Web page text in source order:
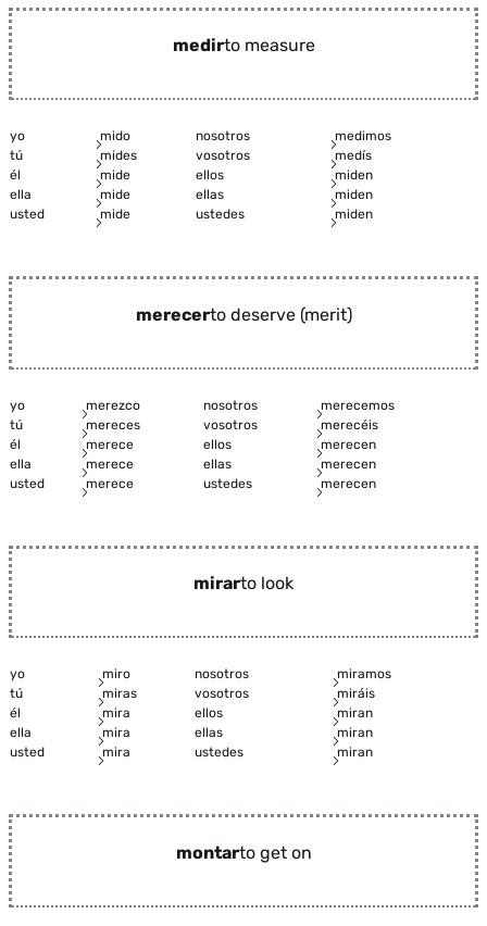
medirto measure
yo mido nosotros
medimos
tú
mides vosotros
medís
él
mide ellos
miden
ella
mide ellas
miden
usted
mide ustedes miden
merecerto deserve (merit)
yo merezco nosotros
merecemos
tú
mereces vosotros
merecéis
él
merece ellos
merecen
ella
merece ellas
merecen
usted
merece ustedes merecen
mirarto look
yo miro nosotros
miramos
tú
miras vosotros
miráis
él
mira ellos
miran
ella
mira ellas
miran
usted
mira ustedes miran
montarto get on